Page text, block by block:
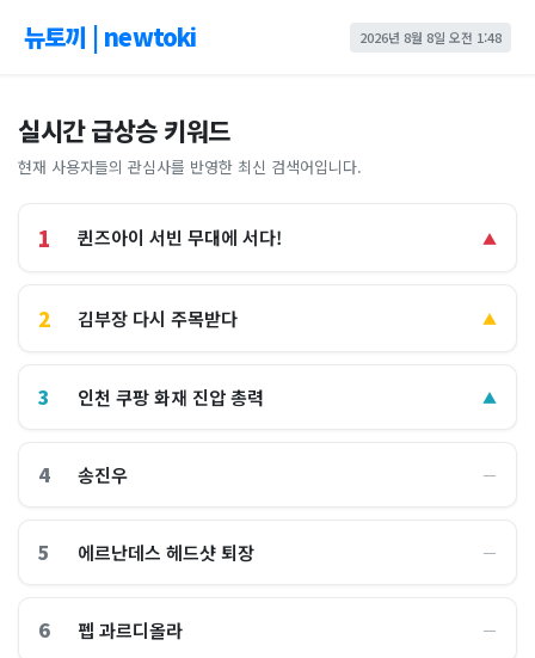
뉴토끼 | newtoki 2026년 8월 8일 오전 1:48
실시간 급상승 키워드
현재 사용자들의 관심사를 반영한 최신 검색어입니다.
1 퀸즈아이 서빈 무대에 서다! ▲
2 김부장 다시 주목받다 ▲
3 인천 쿠팡 화재 진압 총력 ▲
4 송진우 ―
5 에르난데스 헤드샷 퇴장 ―
6 펩 과르디올라 ―